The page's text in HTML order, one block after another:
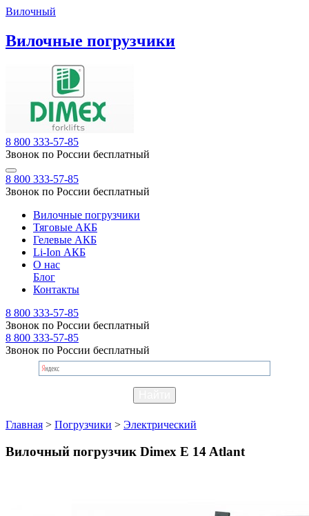
Вилочный
Вилочные погрузчики
8 800 333-57-85
Звонок по России бесплатный
8 800 333-57-85
Звонок по России бесплатный
Вилочные погрузчики
Тяговые АКБ
Гелевые АКБ
Li-Ion АКБ
О нас
Блог
Контакты
8 800 333-57-85
Звонок по России бесплатный
8 800 333-57-85
Звонок по России бесплатный
Главная > Погрузчики > Электрический
Вилочный погрузчик Dimex E 14 Atlant